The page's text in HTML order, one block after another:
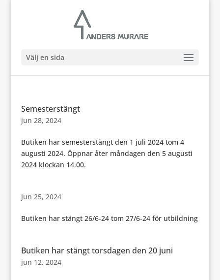
Välj en sida
Semesterstängt
jun 28, 2024
Butiken har semesterstängt den 1 juli 2024 tom 4
augusti 2024. Öppnar åter måndagen den 5 augusti
2024 klockan 14.00.
jun 25, 2024
Butiken har stängt 26/6-24 tom 27/6-24 för utbildning
Butiken har stängt torsdagen den 20 juni
jun 12, 2024